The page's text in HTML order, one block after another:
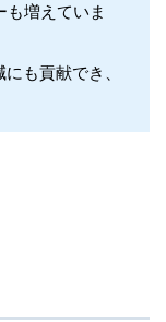
も増えていま
も貢献でき、